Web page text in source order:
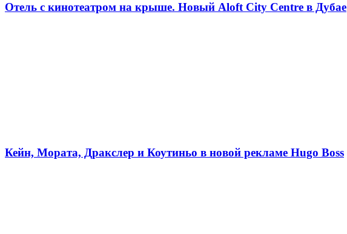
Отель с кинотеатром на крыше. Новый Aloft City Centre в Дубае
Кейн, Мората, Дракслер и Коутиньо в новой рекламе Hugo Boss